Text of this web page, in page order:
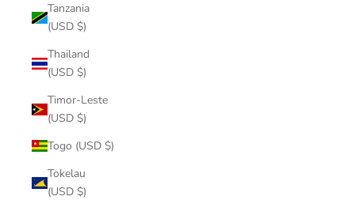
Tanzania
(USD $)
Thailand
(USD $)
Timor-Leste
(USD $)
Togo (USD $)
Tokelau
(USD $)